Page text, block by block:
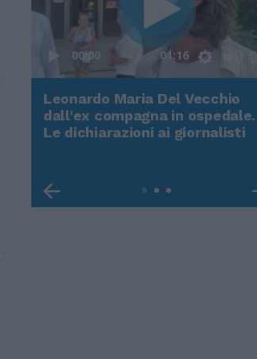
00:00 01:16
Leonardo Maria Del Vecchio
dall'ex compagna in ospedale.
Le dichiarazioni ai giornalisti